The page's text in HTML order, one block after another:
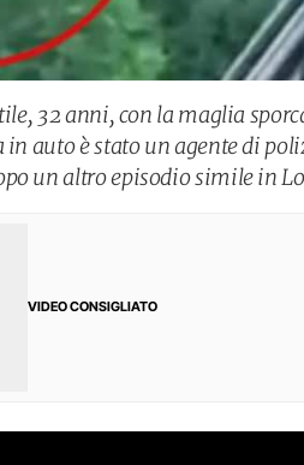
32 anni, con la maglia
auto è stato un agente di
un altro episodio simile in
VIDEO CONSIGLIATO